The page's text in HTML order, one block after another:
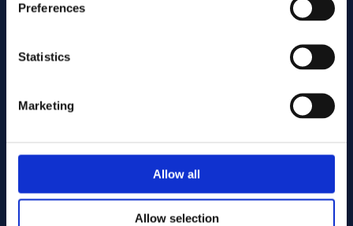
Preferences
Statistics
Marketing
Allow all
Allow selection
发送
x 2270.00 ASTM B160 - Offcut
Nickel 200/201 Round bar 16.00 x 1285.00 ASTM B160 -
Nickel 200/201 Round bar